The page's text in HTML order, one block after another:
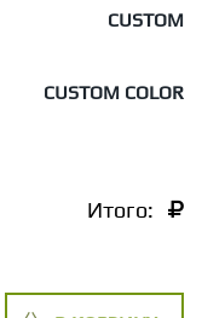
CUSTOM
CUSTOM COLOR
Итого: